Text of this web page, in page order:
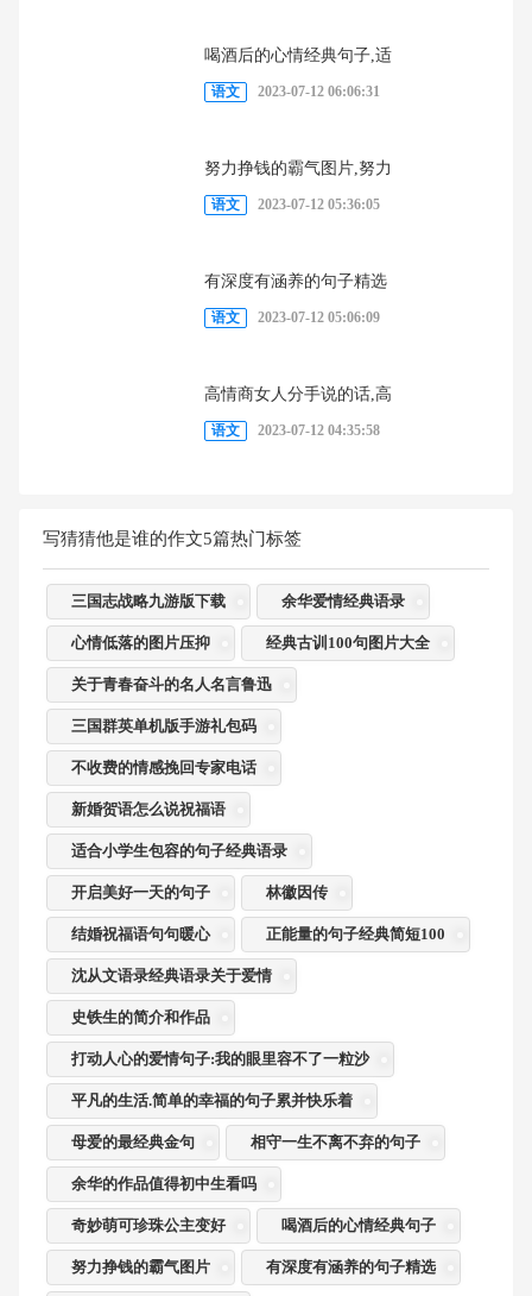
喝酒后的心情经典句子,适
语文 2023-07-12 06:06:31
努力挣钱的霸气图片,努力
语文 2023-07-12 05:36:05
有深度有涵养的句子精选
语文 2023-07-12 05:06:09
高情商女人分手说的话,高
语文 2023-07-12 04:35:58
写猜猜他是谁的作文5篇热门标签
三国志战略九游版下载 余华爱情经典语录
心情低落的图片压抑 经典古训100句图片大全
关于青春奋斗的名人名言鲁迅
三国群英单机版手游礼包码
不收费的情感挽回专家电话
新婚贺语怎么说祝福语
适合小学生包容的句子经典语录
开启美好一天的句子 林徽因传
结婚祝福语句句暖心 正能量的句子经典简短100
沈从文语录经典语录关于爱情
史铁生的简介和作品
打动人心的爱情句子:我的眼里容不了一粒沙
平凡的生活.简单的幸福的句子累并快乐着
母爱的最经典金句 相守一生不离不弃的句子
余华的作品值得初中生看吗
奇妙萌可珍珠公主变好 喝酒后的心情经典句子
努力挣钱的霸气图片 有深度有涵养的句子精选